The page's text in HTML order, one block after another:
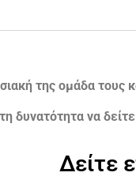
της ομάδα
δυνατότητα να
Δείτε